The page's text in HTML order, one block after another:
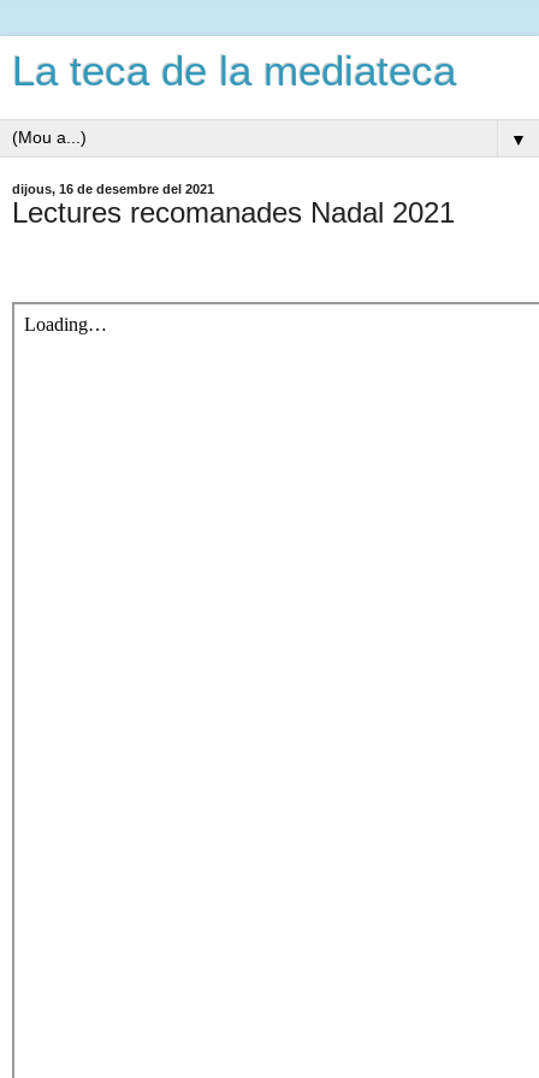
La teca de la mediateca
▼
dijous, 16 de desembre del 2021
Lectures recomanades Nadal 2021